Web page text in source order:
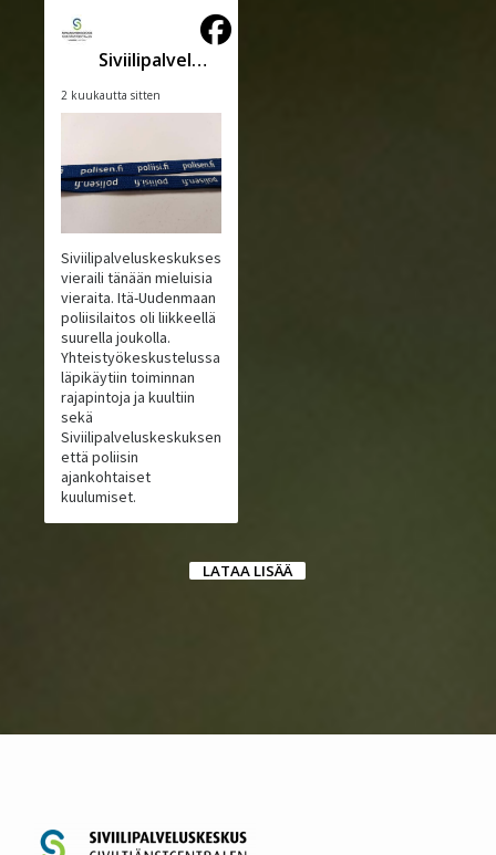
Siviilipalveluskeskus
2 kuukautta sitten
Siviilipalveluskeskuksessa
vieraili tänään mieluisia
vieraita. Itä-Uudenmaan
poliisilaitos oli liikkeellä
suurella joukolla.
Yhteistyökeskustelussa
läpikäytiin toiminnan
rajapintoja ja kuultiin
sekä
Siviilipalveluskeskuksen
että poliisin
ajankohtaiset
kuulumiset.
LATAA LISÄÄ